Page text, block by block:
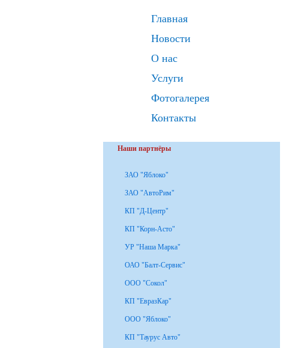
Главная
Новости
О нас
Услуги
Фотогалерея
Контакты
Наши партнёры
ЗАО "Яблоко"
ЗАО "АвтоРим"
КП "Д-Центр"
КП "Корн-Асто"
УР "Наша Марка"
ОАО "Балт-Сервис"
ООО "Сокол"
КП "ЕвразКар"
ООО "Яблоко"
КП "Таурус Авто"